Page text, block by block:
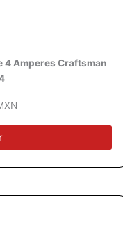
4 Amperes Craftsman